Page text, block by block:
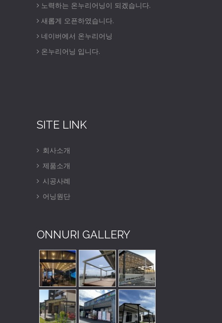
노력하는 온누리어닝이 되겠습니다.
새롭게 오픈하였습니다.
네이버에서 온누리어닝
온누리어닝 입니다.
SITE LINK
회사소개
제품소개
시공사례
어닝원단
ONNURI GALLERY